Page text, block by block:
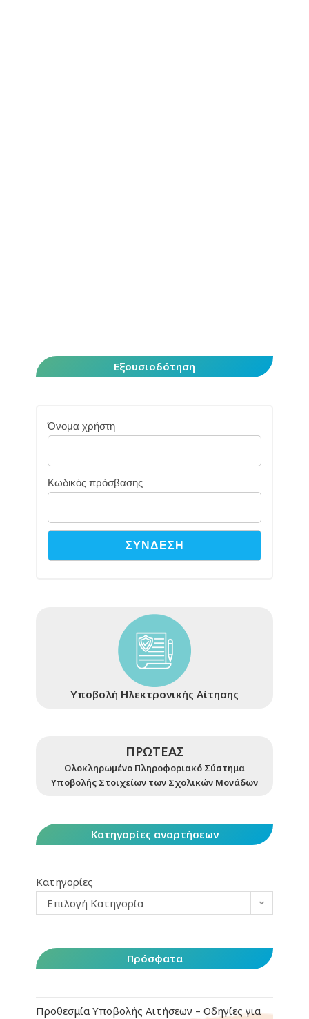
Εξουσιοδότηση
Όνομα χρήστη
Κωδικός πρόσβασης
Υποβολή Ηλεκτρονικής Αίτησης
ΠΡΩΤΕΑΣ
Ολοκληρωμένο Πληροφοριακό Σύστημα
Υποβολής Στοιχείων των Σχολικών Μονάδων
Κατηγορίες αναρτήσεων
Κατηγορίες
Επιλογή Κατηγορία
Πρόσφατα
Προθεσμία Υποβολής Αιτήσεων – Οδηγίες για